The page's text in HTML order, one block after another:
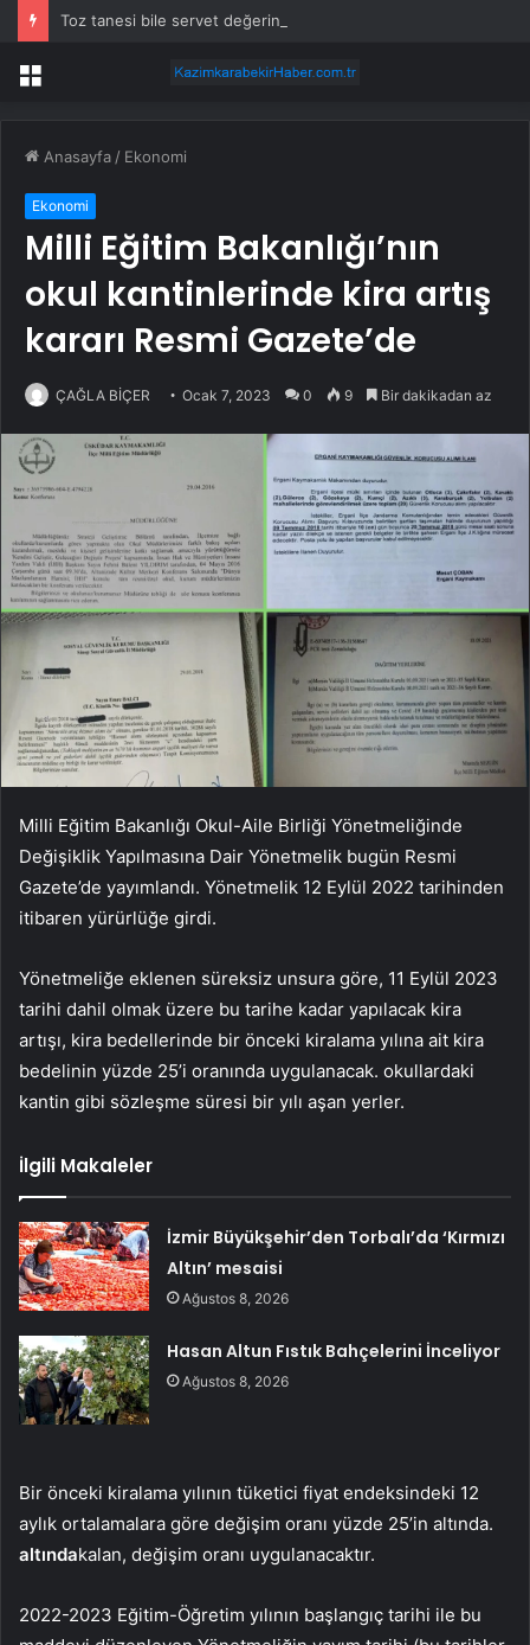
Menü
Anasayfa / Ekonomi
Ekonomi
Milli Eğitim Bakanlığı’nın
okul kantinlerinde kira artış
kararı Resmi Gazete’de
ÇAĞLA BİÇER Ocak 7, 2023 0 9 Bir dakikadan az
Milli Eğitim Bakanlığı Okul-Aile Birliği Yönetmeliğinde
Değişiklik Yapılmasına Dair Yönetmelik bugün Resmi
Gazete’de yayımlandı. Yönetmelik 12 Eylül 2022 tarihinden
itibaren yürürlüğe girdi.
Yönetmeliğe eklenen süreksiz unsura göre, 11 Eylül 2023
tarihi dahil olmak üzere bu tarihe kadar yapılacak kira
artışı, kira bedellerinde bir önceki kiralama yılına ait kira
bedelinin yüzde 25’i oranında uygulanacak. okullardaki
kantin gibi sözleşme süresi bir yılı aşan yerler.
İlgili Makaleler
İzmir Büyükşehir’den Torbalı’da ‘Kırmızı
Altın’ mesaisi
Ağustos 8, 2026
Hasan Altun Fıstık Bahçelerini İnceliyor
Ağustos 8, 2026
Bir önceki kiralama yılının tüketici fiyat endeksindeki 12
aylık ortalamalara göre değişim oranı yüzde 25’in altında.
altındakalan, değişim oranı uygulanacaktır.
2022-2023 Eğitim-Öğretim yılının başlangıç ​​tarihi ile bu